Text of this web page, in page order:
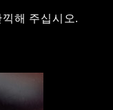
해 주십시오.